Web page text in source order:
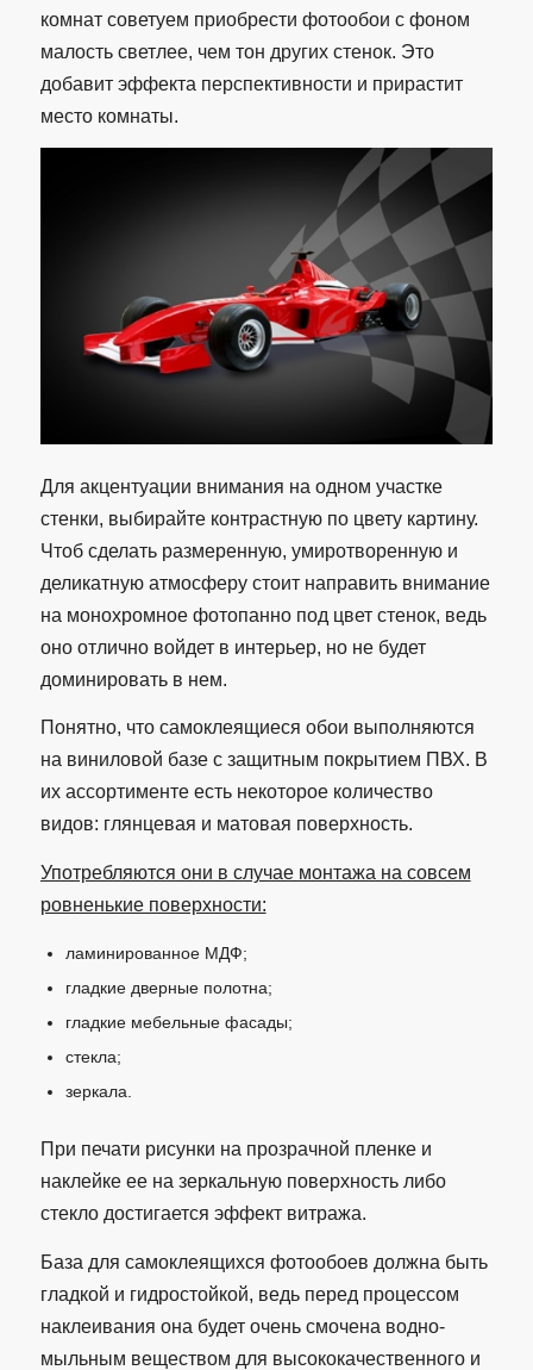
комнат советуем приобрести фотообои с фоном
малость светлее, чем тон других стенок. Это
добавит эффекта перспективности и прирастит
место комнаты.
Для акцентуации внимания на одном участке
стенки, выбирайте контрастную по цвету картину.
Чтоб сделать размеренную, умиротворенную и
деликатную атмосферу стоит направить внимание
на монохромное фотопанно под цвет стенок, ведь
оно отлично войдет в интерьер, но не будет
доминировать в нем.
Понятно, что самоклеящиеся обои выполняются
на виниловой базе с защитным покрытием ПВХ. В
их ассортименте есть некоторое количество
видов: глянцевая и матовая поверхность.
Употребляются они в случае монтажа на совсем
ровненькие поверхности:
ламинированное МДФ;
гладкие дверные полотна;
гладкие мебельные фасады;
стекла;
зеркала.
При печати рисунки на прозрачной пленке и
наклейке ее на зеркальную поверхность либо
стекло достигается эффект витража.
База для самоклеящихся фотообоев должна быть
гладкой и гидростойкой, ведь перед процессом
наклеивания она будет очень смочена водно-
мыльным веществом для высококачественного и